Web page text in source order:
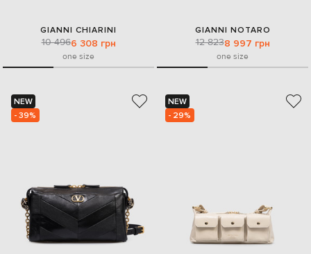
GIANNI CHIARINI
10 4966 308 грн
one size
GIANNI NOTARO
12 8238 997 грн
one size
NEW
- 39%
NEW
- 29%